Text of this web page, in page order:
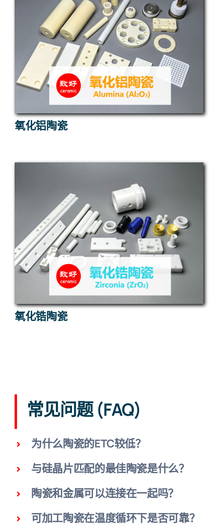
氧化铝陶瓷
氧化锆陶瓷
常见问题 (FAQ)
为什么陶瓷的ETC较低？
与硅晶片匹配的最佳陶瓷是什么？
陶瓷和金属可以连接在一起吗？
可加工陶瓷在温度循环下是否可靠？